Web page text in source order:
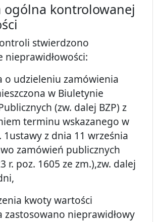
ogólna kontrolowanej
stwierdzono
nieprawidłowości:
o udzieleniu zamówienia
w Biuletynie
(zw. dalej BZP) z
terminu wskazanego w
1ustawy z dnia 11 września
zamówień publicznych
r. poz. 1605 ze zm.),zw. dalej
kwoty wartości
zastosowano nieprawidłowy